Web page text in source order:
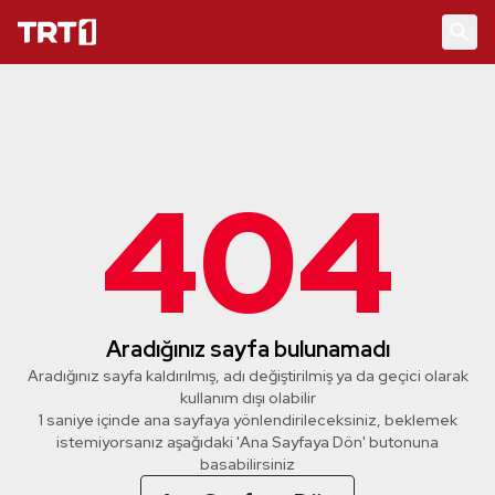
404
Aradığınız sayfa bulunamadı
Aradığınız sayfa kaldırılmış, adı değiştirilmiş ya da geçici olarak
kullanım dışı olabilir
1 saniye içinde ana sayfaya yönlendirileceksiniz, beklemek
istemiyorsanız aşağıdaki 'Ana Sayfaya Dön' butonuna
basabilirsiniz